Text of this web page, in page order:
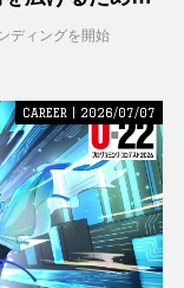
ディングを開始
CAREER | 2026/07/07